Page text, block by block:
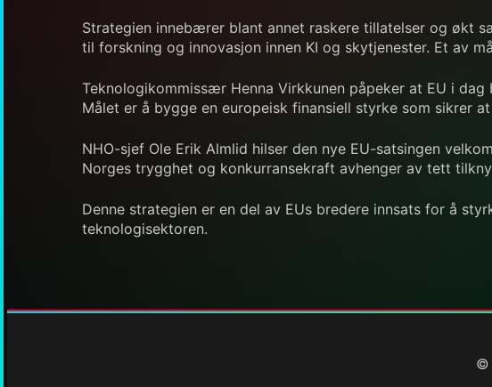
Strategien innebærer blant annet raskere tillatelser og økt
til forskning og innovasjon innen KI og skytjenester. Et av
Teknologikommissær Henna Virkkunen påpeker at EU i
Målet er å bygge en europeisk finansiell styrke som sikrer
NHO-sjef Ole Erik Almlid hilser den nye EU-satsingen
Norges trygghet og konkurransekraft avhenger av tett
Denne strategien er en del av EUs bredere innsats for å
teknologisektoren.
©